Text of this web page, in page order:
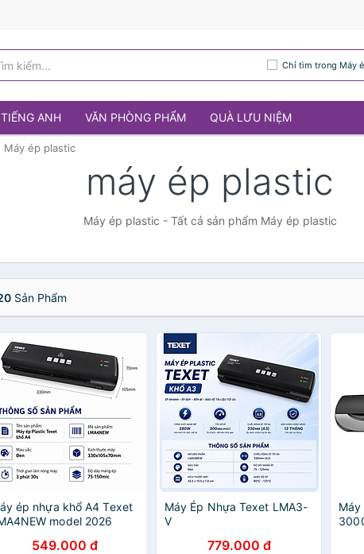
Chỉ tìm trong Máy
ANH VĂN PHÒNG PHẨM QUÀ LƯU NIỆM
Máy ép plastic
máy ép plastic
Máy ép plastic - Tất cả sản phẩm Máy ép plastic
Sản Phẩm
ép nhựa khổ A4 Texet
model 2026
549.000 đ
Máy Ép Nhựa Texet LMA3-
V
779.000 đ
Máy